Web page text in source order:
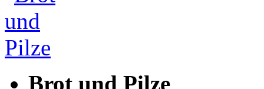
Brot und Pilze